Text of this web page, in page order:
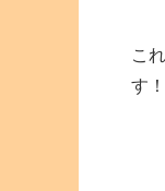
こ
す！